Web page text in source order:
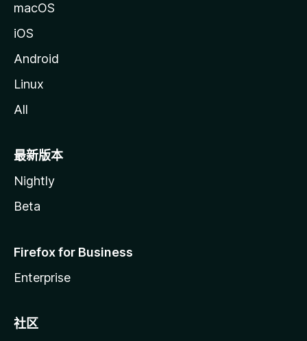
macOS
iOS
Android
Linux
All
最新版本
Nightly
Beta
Firefox for Business
Enterprise
社区